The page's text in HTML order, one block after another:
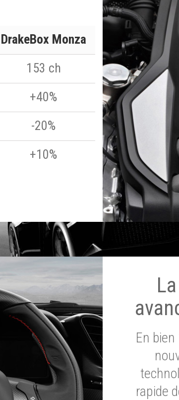
DrakeBox Monza
153 ch
+40%
-20%
+10%
En
rapide